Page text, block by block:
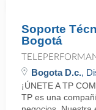
Soporte
Bogotá
Bogota D.c.,
¡ÚNETE A TP
TP es una